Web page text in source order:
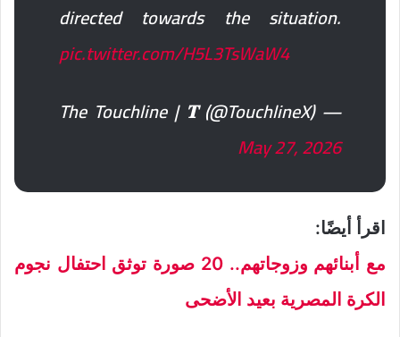
directed towards the situation.
pic.twitter.com/H5L3TsWaW4
— The Touchline | 𝐓 (@TouchlineX)
May 27, 2026
اقرأ أيضًا:
مع أبنائهم وزوجاتهم.. 20 صورة توثق احتفال نجوم
الكرة المصرية بعيد الأضحى